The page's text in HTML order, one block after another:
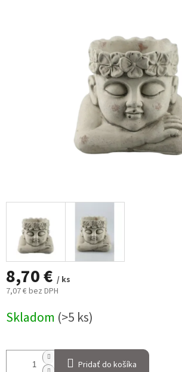
8,70 € / ks
7,07 € bez DPH
cena:
Skladom (>5 ks)
Pridať do košíka